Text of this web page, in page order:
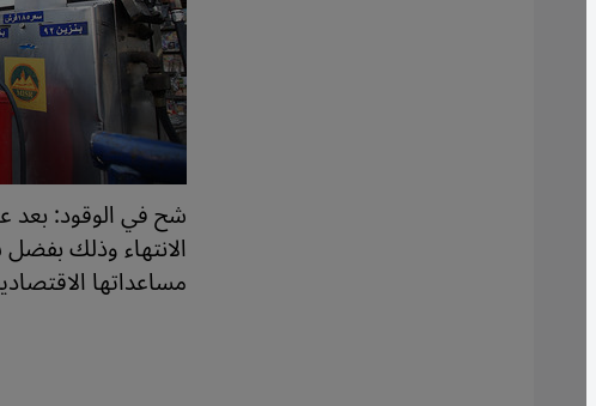
شح في الوقود:
الانتهاء وذلك
مساعداتها